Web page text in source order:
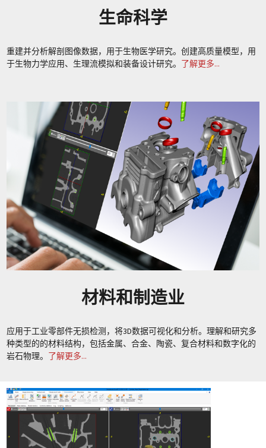
生命科学
重建并分析解剖图像数据，用于生物医学研究。创建高质量模型，用
于生物力学应用、生理流模拟和装备设计研究。 了解更多...
材料和制造业
应用于工业零部件无损检测，将3D数据可视化和分析。理解和研究多
种类型的的材料结构，包括金属、合金、陶瓷、复合材料和数字化的
岩石物理。 了解更多...